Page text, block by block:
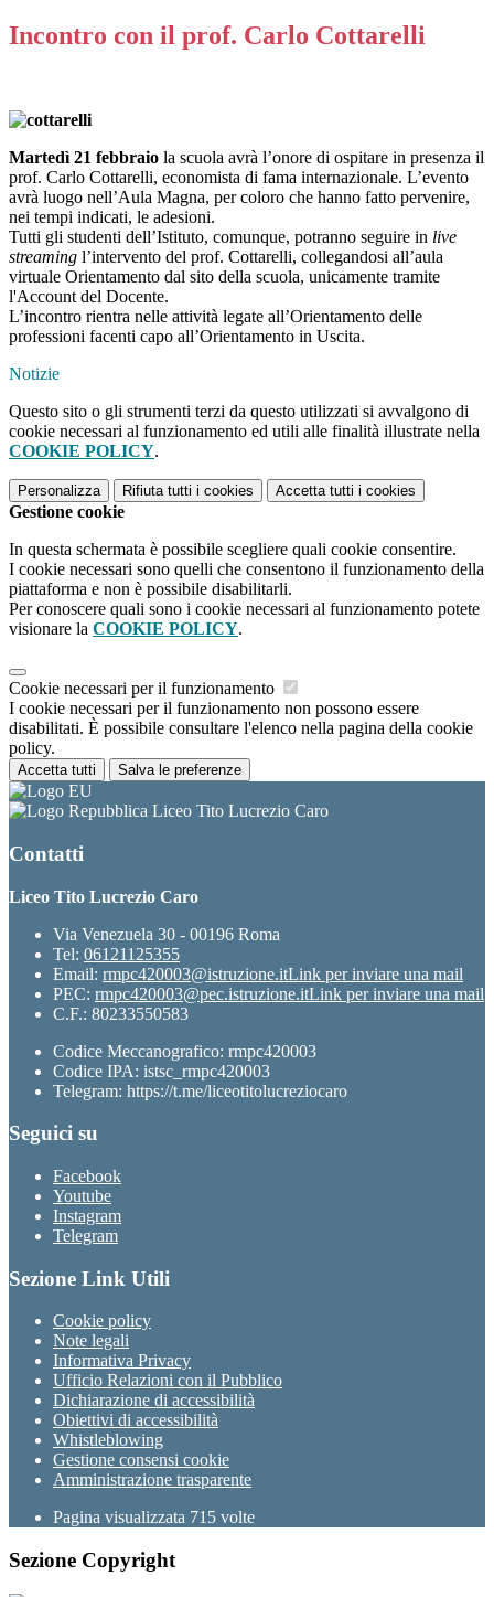
Incontro con il prof. Carlo Cottarelli
Martedì 21 febbraio la scuola avrà l’onore di ospitare in presenza il
prof. Carlo Cottarelli, economista di fama internazionale. L’evento
avrà luogo nell’Aula Magna, per coloro che hanno fatto pervenire,
nei tempi indicati, le adesioni.
Tutti gli studenti dell’Istituto, comunque, potranno seguire in live
streaming l’intervento del prof. Cottarelli, collegandosi all’aula
virtuale Orientamento dal sito della scuola, unicamente tramite
l'Account del Docente.
L’incontro rientra nelle attività legate all’Orientamento delle
professioni facenti capo all’Orientamento in Uscita.
Notizie
Questo sito o gli strumenti terzi da questo utilizzati si avvalgono di
cookie necessari al funzionamento ed utili alle finalità illustrate nella
COOKIE POLICY.
Personalizza Rifiuta tutti i cookies Accetta tutti i cookies
Gestione cookie
In questa schermata è possibile scegliere quali cookie consentire.
I cookie necessari sono quelli che consentono il funzionamento della
piattaforma e non è possibile disabilitarli.
Per conoscere quali sono i cookie necessari al funzionamento potete
visionare la COOKIE POLICY.
Cookie necessari per il funzionamento
I cookie necessari per il funzionamento non possono essere
disabilitati. È possibile consultare l'elenco nella pagina della cookie
policy.
Accetta tutti Salva le preferenze
Liceo Tito Lucrezio Caro
Contatti
Liceo Tito Lucrezio Caro
Via Venezuela 30 - 00196 Roma
Tel: 06121125355
Email: rmpc420003@istruzione.itLink per inviare una mail
PEC: rmpc420003@pec.istruzione.itLink per inviare una mail
C.F.: 80233550583
Codice Meccanografico: rmpc420003
Codice IPA: istsc_rmpc420003
Telegram: https://t.me/liceotitolucreziocaro
Seguici su
Facebook
Youtube
Instagram
Telegram
Sezione Link Utili
Cookie policy
Note legali
Informativa Privacy
Ufficio Relazioni con il Pubblico
Dichiarazione di accessibilità
Obiettivi di accessibilità
Whistleblowing
Gestione consensi cookie
Amministrazione trasparente
Pagina visualizzata 715 volte
Sezione Copyright